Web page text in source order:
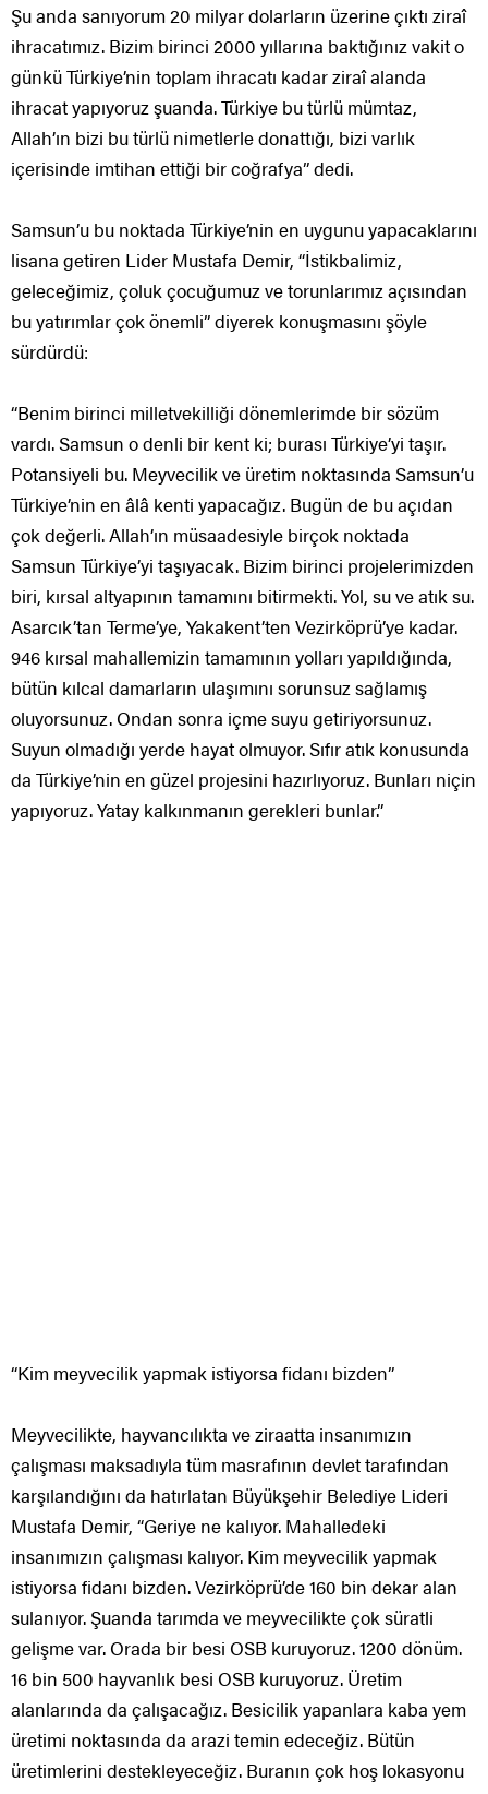
Şu anda sanıyorum 20 milyar dolarların üzerine çıktı ziraî
ihracatımız. Bizim birinci 2000 yıllarına baktığınız vakit o
günkü Türkiye’nin toplam ihracatı kadar ziraî alanda
ihracat yapıyoruz şuanda. Türkiye bu türlü mümtaz,
Allah’ın bizi bu türlü nimetlerle donattığı, bizi varlık
içerisinde imtihan ettiği bir coğrafya” dedi.
Samsun’u bu noktada Türkiye’nin en uygunu yapacaklarını
lisana getiren Lider Mustafa Demir, “İstikbalimiz,
geleceğimiz, çoluk çocuğumuz ve torunlarımız açısından
bu yatırımlar çok önemli” diyerek konuşmasını şöyle
sürdürdü:
“Benim birinci milletvekilliği dönemlerimde bir sözüm
vardı. Samsun o denli bir kent ki; burası Türkiye’yi taşır.
Potansiyeli bu. Meyvecilik ve üretim noktasında Samsun’u
Türkiye’nin en âlâ kenti yapacağız. Bugün de bu açıdan
çok değerli. Allah’ın müsaadesiyle birçok noktada
Samsun Türkiye’yi taşıyacak. Bizim birinci projelerimizden
biri, kırsal altyapının tamamını bitirmekti. Yol, su ve atık su.
Asarcık’tan Terme’ye, Yakakent’ten Vezirköprü’ye kadar.
946 kırsal mahallemizin tamamının yolları yapıldığında,
bütün kılcal damarların ulaşımını sorunsuz sağlamış
oluyorsunuz. Ondan sonra içme suyu getiriyorsunuz.
Suyun olmadığı yerde hayat olmuyor. Sıfır atık konusunda
da Türkiye’nin en güzel projesini hazırlıyoruz. Bunları niçin
yapıyoruz. Yatay kalkınmanın gerekleri bunlar.”
“Kim meyvecilik yapmak istiyorsa fidanı bizden”
Meyvecilikte, hayvancılıkta ve ziraatta insanımızın
çalışması maksadıyla tüm masrafının devlet tarafından
karşılandığını da hatırlatan Büyükşehir Belediye Lideri
Mustafa Demir, “Geriye ne kalıyor. Mahalledeki
insanımızın çalışması kalıyor. Kim meyvecilik yapmak
istiyorsa fidanı bizden. Vezirköprü’de 160 bin dekar alan
sulanıyor. Şuanda tarımda ve meyvecilikte çok süratli
gelişme var. Orada bir besi OSB kuruyoruz. 1200 dönüm.
16 bin 500 hayvanlık besi OSB kuruyoruz. Üretim
alanlarında da çalışacağız. Besicilik yapanlara kaba yem
üretimi noktasında da arazi temin edeceğiz. Bütün
üretimlerini destekleyeceğiz. Buranın çok hoş lokasyonu